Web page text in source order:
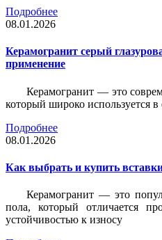
Подробнее
08.01.2026
Керамогранит серый
применение
Керамогранит — это
который широко используется в
Подробнее
08.01.2026
Как выбрать и купить
Керамогранит — это
пола, который отличается
устойчивостью к износу